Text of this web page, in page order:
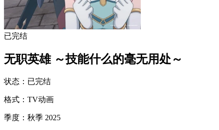
已完结
无职英雄 ～技能什么的毫无用处～
状态 ： 已完结
格式 ： TV动画
季度 ： 秋季 2025